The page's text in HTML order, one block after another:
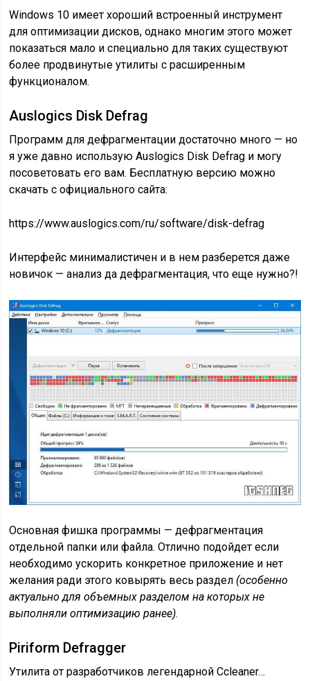
Windows 10 имеет хороший встроенный инструмент
для оптимизации дисков, однако многим этого может
показаться мало и специально для таких существуют
более продвинутые утилиты с расширенным
функционалом.
Auslogics Disk Defrag
Программ для дефрагментации достаточно много — но
я уже давно использую Auslogics Disk Defrag и могу
посоветовать его вам. Бесплатную версию можно
скачать с официального сайта:
https://www.auslogics.com/ru/software/disk-defrag
Интерфейс минималистичен и в нем разберется даже
новичок — анализ да дефрагментация, что еще нужно?!
Основная фишка программы — дефрагментация
отдельной папки или файла. Отлично подойдет если
необходимо ускорить конкретное приложение и нет
желания ради этого ковырять весь раздел (особенно
актуально для объемных разделом на которых не
выполняли оптимизацию ранее).
Piriform Defragger
Утилита от разработчиков легендарной Ccleaner…